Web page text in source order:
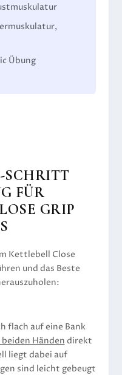
Übung
SCHRITT
FÜR
GRIP
Kettlebell Close
und das Beste
flach auf eine Bank
Händen direkt
liegt dabei auf
sind leicht gebeugt